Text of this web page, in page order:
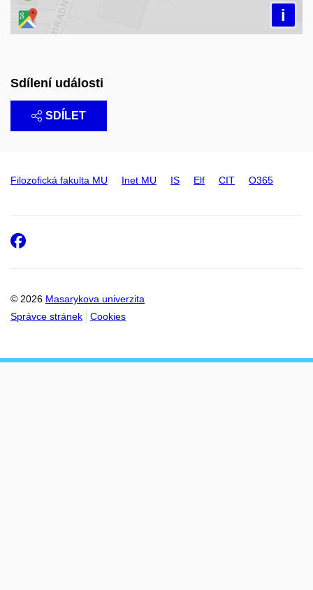
i
Sdílení události
SDÍLET
Filozofická fakulta MU Inet MU IS Elf CIT O365
© 2026 Masarykova univerzita
Správce stránek
Cookies
Facebook